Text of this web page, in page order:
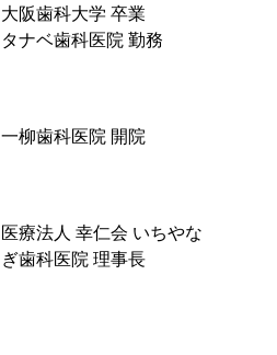
大阪歯科大学 卒業
タナベ歯科医院 勤務
一柳歯科医院 開院
医療法人 幸仁会 いちやな
ぎ歯科医院 理事長